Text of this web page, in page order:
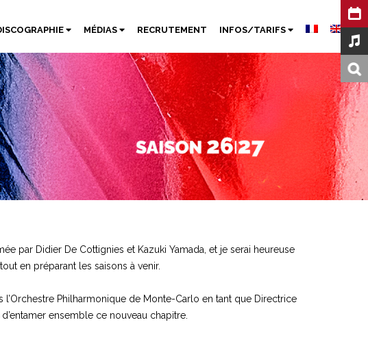
MÉDIAS RECRUTEMENT INFOS/TARIFS
par Didier De Cottignies et Kazuki Yamada, et je serai heureuse
en préparant les saisons à venir.
Philharmonique de Monte-Carlo en tant que Directrice
ensemble ce nouveau chapitre.